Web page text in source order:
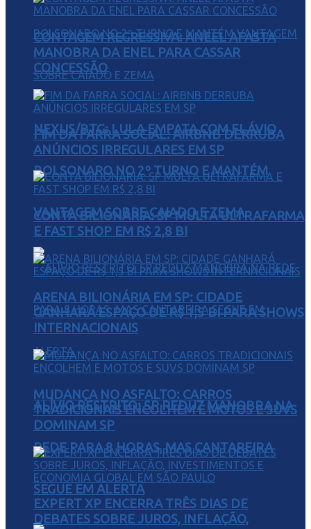
NEXUS/BTG: LULA EMPATA COM FLÁVIO
BOLSONARO NO 2º TURNO E MANTÉM
VANTAGEM SOBRE CAIADO E ZEMA
ALÍVIO RESTRITO: SP REDUZ MANOBRA NA
REDE PARA 8 HORAS, MAS CANTAREIRA
SEGUE EM ALERTA
CONTAGEM REGRESSIVA: ANEEL AFASTA
MANOBRA DA ENEL PARA CASSAR
CONCESSÃO
FIM DA FARRA SOCIAL: AIRBNB DERRUBA
ANÚNCIOS IRREGULARES EM SP
CONTA BILIONÁRIA: SP MULTA ULTRAFARMA
E FAST SHOP EM R$ 2,8 BI
ARENA BILIONÁRIA EM SP: CIDADE
GANHARÁ ESPAÇO DE R$ 1,5 BI PARA SHOWS
INTERNACIONAIS
MUDANÇA NO ASFALTO: CARROS
TRADICIONAIS ENCOLHEM E MOTOS E SUVS
DOMINAM SP
EXPERT XP ENCERRA TRÊS DIAS DE
DEBATES SOBRE JUROS, INFLAÇÃO,